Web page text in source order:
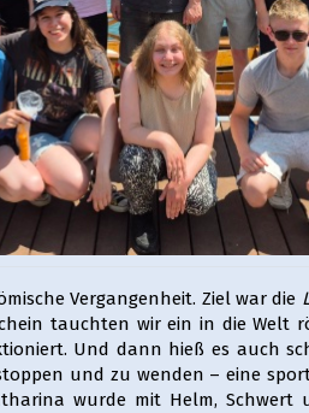
Vergangenheit. Ziel war die
tauchten wir ein in die Welt
Und dann hieß es auch
und zu wenden – eine
wurde mit Helm, Schwert